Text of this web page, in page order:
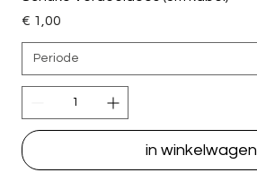
Price
€ 1,00
in winkelwagen